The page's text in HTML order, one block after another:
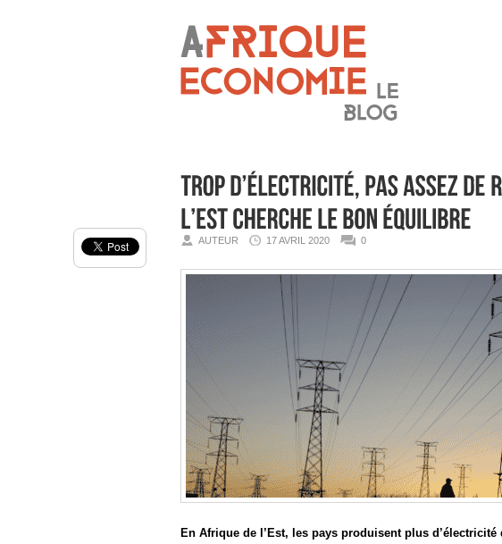
AUTEUR 17 AVRIL 2020 0
En Afrique de l’Est, les pays produisent plus